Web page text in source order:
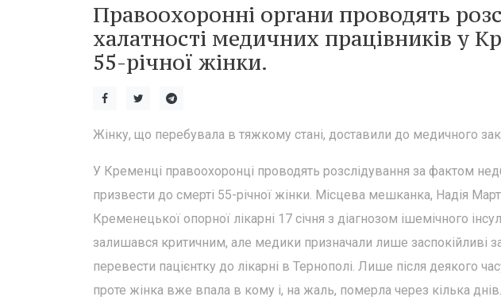
Правоохоронні органи проводять
халатності медичних працівників у
55-річної жінки.
Жінку, що перебувала в тяжкому стані, доставили до медичного
У Кременці правоохоронці проводять розслідування за фактом
призвести до смерті 55-річної жінки. Місцева мешканка, Надія
Кременецької опорної лікарні 17 січня з діагнозом ішемічного
залишався критичним, але медики призначали лише заспокійливі
перевести пацієнтку до лікарні в Тернополі. Лише після деякого
проте жінка вже впала в кому і, на жаль, померла через кілька днів.